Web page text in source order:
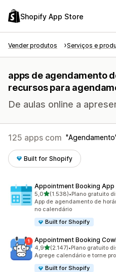
Shopify App Store
Vender produtos Serviços e
apps de agendamento
recursos para
De aulas online a
125 apps com Agendamento
Built for Shopify
Appointment Booking
5,0de 5 estrelas
(1.538)
1538 avaliações ao todo
•Plano gratuito
App de agendamento de
no calendário
Built for Shopify
Appointment Booking
4,9de 5 estrelas
(2.147)
2147 avaliações ao todo
•Plano gratuito
Agrege calendário e torne
Built for Shopify